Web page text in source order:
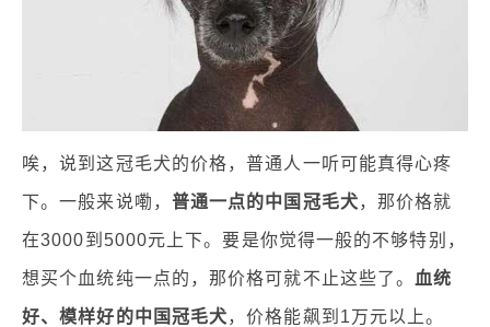
唉，说到这冠毛犬的价格，普通人一听可能真得心疼
下。一般来说嘞， 普通一点的中国冠毛犬，那价格就
在3000到5000元 上下。要是你觉得一般的不够特别，
想买个血统纯一点的，那价格可就不止这些了。 血统
好、模样好的中国冠毛犬，价格能飙到 1万元以上。